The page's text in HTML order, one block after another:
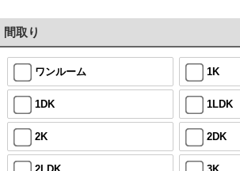
間取り
ワンルーム 1K
1DK 1LDK
2K 2DK